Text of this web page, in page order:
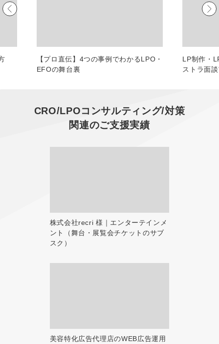
マーケマネージャー
常勤監査役
内部監査室長
【プロ直伝】4つの事例でわかるLPO・
EFOの舞台裏
LP制作・
ストラ面
CRO/LPOコンサルティング/対策
関連のご支援実績
株式会社recri 様｜エンターテインメ
ント（舞台・展覧会チケットのサブ
スク）
美容特化広告代理店のWEB広告運用